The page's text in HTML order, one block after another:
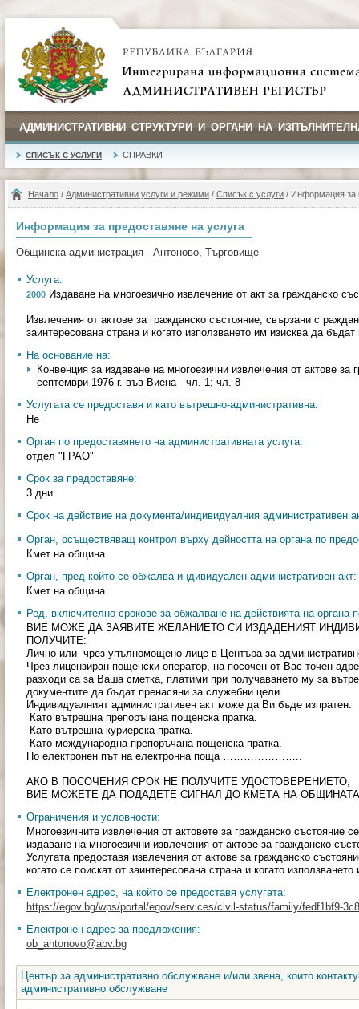
АДМИНИСТРАТИВНИ СТРУКТУРИ И ОРГАНИ НА
СПИСЪК С УСЛУГИ СПРАВКИ
Начало / Административни услуги и режими / Списък с услуги / Информация за
Информация за предоставяне на услуга
Общинска администрация - Антоново, Търговище
Услуга:
2000 Издаване на многоезично извлечение от акт за гражданско
Извлечения от актове за гражданско състояние, свързани с
заинтересована страна и когато използването им изисква да
На основание на:
Конвенция за издаване на многоезични извлечения от актове
септември 1976 г. във Виена - чл. 1; чл. 8
Услугата се предоставя и като вътрешно-административна:
Не
Орган по предоставянето на административната услуга:
отдел "ГРАО"
Срок за предоставяне:
3 дни
Срок на действие на документа/индивидуалния административен
Орган, осъществяващ контрол върху дейността на органа по
Кмет на община
Орган, пред който се обжалва индивидуален административен акт:
Кмет на община
Ред, включително срокове за обжалване на действията на органа
ВИЕ МОЖЕ ДА ЗАЯВИТЕ ЖЕЛАНИЕТО СИ ИЗДАДЕНИЯТ
ПОЛУЧИТЕ:
Лично или чрез упълномощено лице в Центъра за
Чрез лицензиран пощенски оператор, на посочен от Вас точен
разходи са за Ваша сметка, платими при получаването му за
документите да бъдат пренасяни за служебни цели.
Индивидуалният административен акт може да Ви бъде изпратен:
Като вътрешна препоръчана пощенска пратка.
Като вътрешна куриерска пратка.
Като международна препоръчана пощенска пратка.
По електронен път на електронна поща …………………..
АКО В ПОСОЧЕНИЯ СРОК НЕ ПОЛУЧИТЕ УДОСТОВЕРЕНИЕТО,
ВИЕ МОЖЕТЕ ДА ПОДАДЕТЕ СИГНАЛ ДО КМЕТА НА
Ограничения и условности:
Многоезичните извлечения от актовете за гражданско състояние
издаване на многоезични извлечения от актове за гражданско
Услугата предоставя извлечения от актове за гражданско
когато се поискат от заинтересована страна и когато
Електронен адрес, на който се предоставя услугата:
https://egov.bg/wps/portal/egov/services/civil-status/family/fedf1bf9-
Електронен адрес за предложения:
ob_antonovo@abv.bg
Център за административно обслужване и/или звена, които
административно обслужване